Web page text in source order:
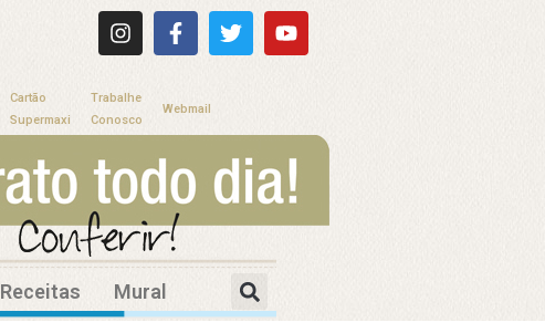
Cartão
Supermaxi
Trabalhe
Conosco
Webmail
Receitas Mural